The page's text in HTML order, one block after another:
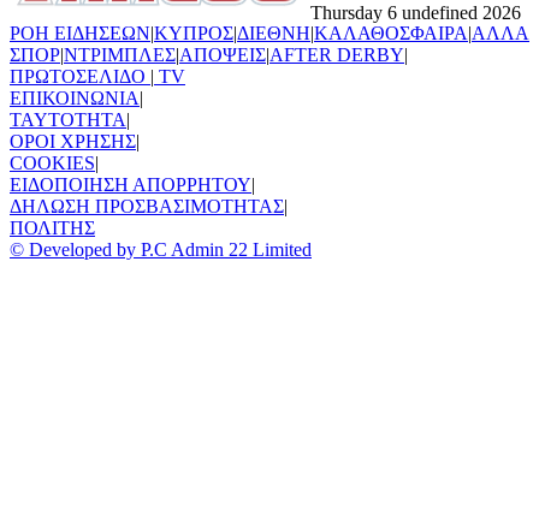
Thursday 6 undefined 2026
ΡΟΗ ΕΙΔΗΣΕΩΝ|ΚΥΠΡΟΣ|ΔΙΕΘΝΗ|ΚΑΛΑΘΟΣΦΑΙΡΑ|ΑΛΛΑ
ΣΠΟΡ|ΝΤΡΙΜΠΛΕΣ|ΑΠΟΨΕΙΣ|AFTER DERBY|
ΠΡΩΤΟΣΕΛΙΔΟ | TV
ΕΠΙΚΟΙΝΩΝΙΑ|
TAYTOTHTA|
ΟΡΟΙ ΧΡΗΣΗΣ|
COOKIES|
ΕΙΔΟΠΟΙΗΣΗ ΑΠΟΡΡΗΤΟΥ|
ΔΗΛΩΣΗ ΠΡΟΣΒΑΣΙΜΟΤΗΤΑΣ|
ΠΟΛΙΤΗΣ
© Developed by P.C Admin 22 Limited